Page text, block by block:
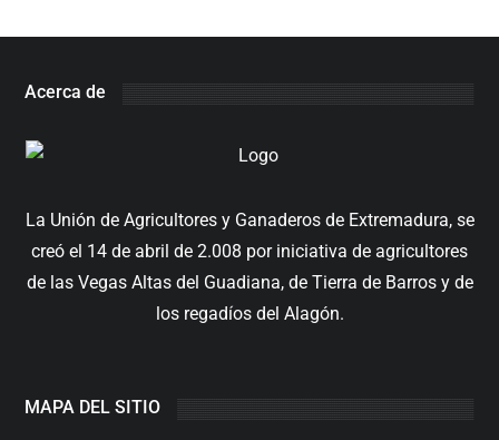
Acerca de
La Unión de Agricultores y Ganaderos de Extremadura, se
creó el 14 de abril de 2.008 por iniciativa de agricultores
de las Vegas Altas del Guadiana, de Tierra de Barros y de
los regadíos del Alagón.
MAPA DEL SITIO